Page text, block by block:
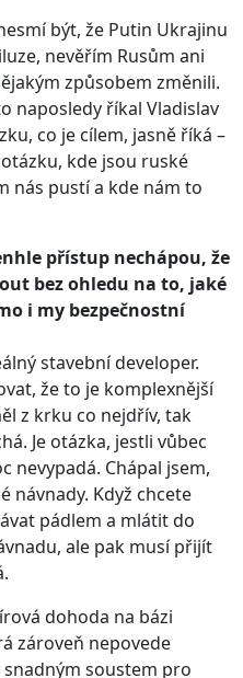
být, že Putin Ukrajinu
nevěřím Rusům ani
způsobem změnili.
naposledy říkal Vladislav
co je cílem, jasně říká –
kde jsou ruské
nás pustí a kde nám to
přístup nechápou, že
bez ohledu na to, jaké
i my bezpečnostní
stavební developer.
že to je komplexnější
z krku co nejdřív, tak
Je otázka, jestli vůbec
nevypadá. Chápal jsem,
návnady. Když chcete
pádlem a mlátit do
ale pak musí přijít
dohoda na bázi
zároveň nepovede
soustem pro